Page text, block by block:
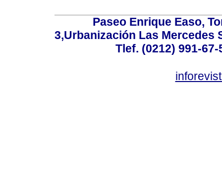
Paseo Enrique Easo,
3,Urbanización Las Mercedes
Tlef. (0212) 991-